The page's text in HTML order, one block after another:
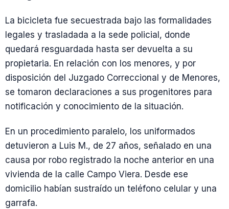
La bicicleta fue secuestrada bajo las formalidades
legales y trasladada a la sede policial, donde
quedará resguardada hasta ser devuelta a su
propietaria. En relación con los menores, y por
disposición del Juzgado Correccional y de Menores,
se tomaron declaraciones a sus progenitores para
notificación y conocimiento de la situación.
En un procedimiento paralelo, los uniformados
detuvieron a Luis M., de 27 años, señalado en una
causa por robo registrado la noche anterior en una
vivienda de la calle Campo Viera. Desde ese
domicilio habían sustraído un teléfono celular y una
garrafa.